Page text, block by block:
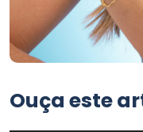
Ouça este